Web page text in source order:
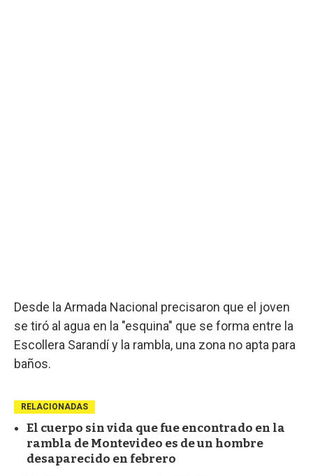
Desde la Armada Nacional precisaron que el joven
se tiró al agua en la "esquina" que se forma entre la
Escollera Sarandí y la rambla, una zona no apta para
baños.
RELACIONADAS
El cuerpo sin vida que fue encontrado en la
rambla de Montevideo es de un hombre
desaparecido en febrero